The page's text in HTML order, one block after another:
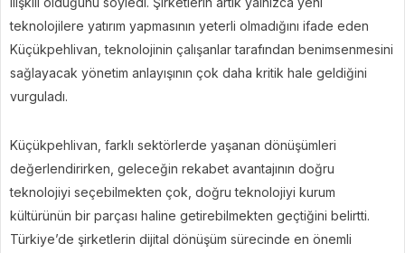
teknolojilere yatırım yapmasının yeterli olmadığını ifade eden
Küçükpehlivan, teknolojinin çalışanlar tarafından benimsenmesini
sağlayacak yönetim anlayışının çok daha kritik hale geldiğini
vurguladı.
Küçükpehlivan, farklı sektörlerde yaşanan dönüşümleri
değerlendirirken, geleceğin rekabet avantajının doğru
teknolojiyi seçebilmekten çok, doğru teknolojiyi kurum
kültürünün bir parçası haline getirebilmekten geçtiğini belirtti.
Türkiye’de şirketlerin dijital dönüşüm sürecinde en önemli